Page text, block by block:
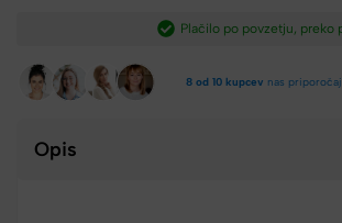
Plačilo po povzetju, preko paypal-a in kartic.​
8 od 10 kupcev nas
Opis